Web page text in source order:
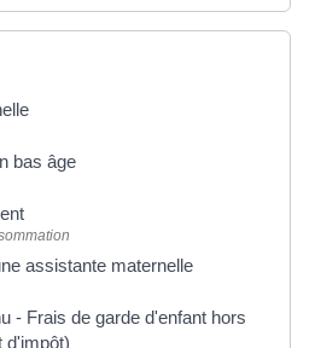
bas âge
assistante maternelle
- Frais de garde d'enfant hors
d'impôt)